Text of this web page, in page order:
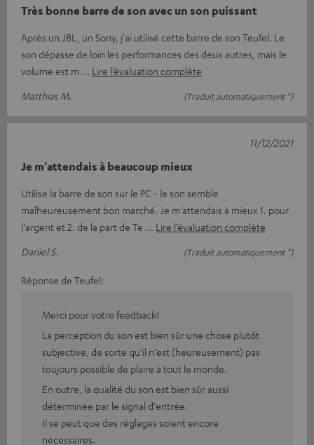
Très bonne barre de son avec un son puissant
Après un JBL, un Sony, j'ai utilisé cette barre de son Teufel. Le
son dépasse de loin les performances des deux autres, mais le
volume est m
Lire l’évaluation complète
Matthias M.
(Traduit automatiquement *)
Je m'attendais à beaucoup mieux
Utilise la barre de son sur le PC - le son semble
malheureusement bon marché. Je m'attendais à mieux 1. pour
l'argent et 2. de la part de Te
Lire l’évaluation complète
Daniel S.
(Traduit automatiquement *)
11/12/2021
Réponse de Teufel:
Merci pour votre feedback!
La perception du son est bien sûr une chose plutôt
subjective, de sorte qu'il n'est (heureusement) pas
toujours possible de plaire à tout le monde.
En outre, la qualité du son est bien sûr aussi
déterminée par le signal d'entrée.
Il se peut que des réglages soient encore
nécessaires.